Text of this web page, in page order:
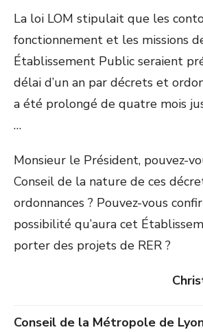
La loi LOM stipulait que les
fonctionnement et les missions
Établissement Public seraient
délai d’un an par décrets et
a été prolongé de quatre mois
…
Monsieur le Président, pouvez-
Conseil de la nature de ces
ordonnances ? Pouvez-vous
possibilité qu’aura cet
porter des projets de RER ?
Conseil de la Métropole de